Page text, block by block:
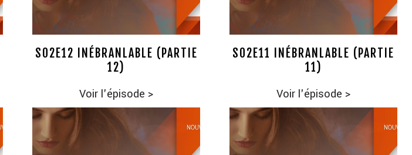
S02E12 INÉBRANLABLE (PARTIE
12)
Voir l'épisode >
S02E11 INÉBRANLABLE (PARTIE
11)
Voir l'épisode >